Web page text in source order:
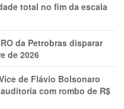
total no fim da escala
da Petrobras disparar
de 2026
de Flávio Bolsonaro
com rombo de R$